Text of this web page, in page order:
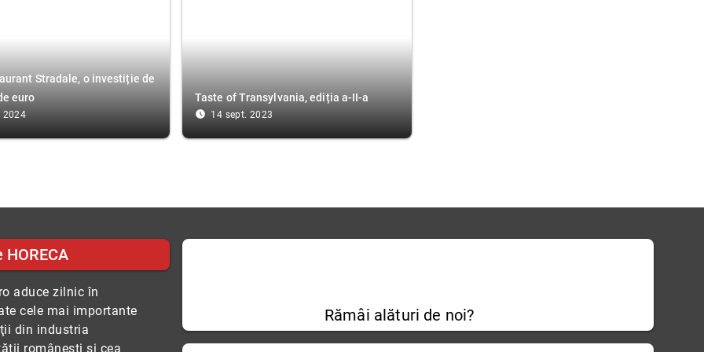
Stradale, o investiție de
euro
2024
Taste of Transylvania, ediția a-II-a
access_time_filled 14 sept. 2023
HORECA
aduce zilnic în
cele mai importante
din industria
româneşti şi cea
Rămâi alături de noi?